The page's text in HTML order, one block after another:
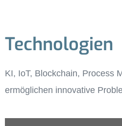
Technologien
KI, IoT, Blockchain, Process
ermöglichen innovative